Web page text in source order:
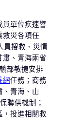
員單位疾速響
救災各項任
員搜救、災情
肅、青海兩省
部敏捷安排
網任務；商務
青海、山
聯供機制；
，投進相關救